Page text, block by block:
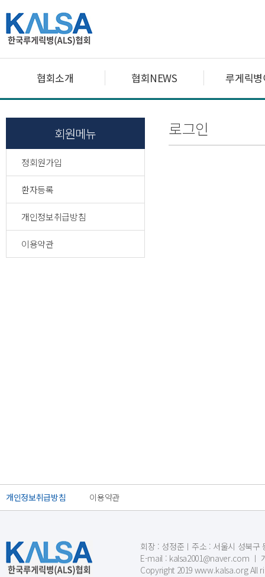
협회소개 협회NEWS 루게릭
회원메뉴
정회원가입
환자등록
개인정보취급방침
이용약관
로그인
개인정보취급방침 이용약관
회장 : 성정준ㅣ주소 : 서울시 성북구
E-mail : kalsa2001@naver.com ㅣ
Copyright 2019 www.kalsa.org All